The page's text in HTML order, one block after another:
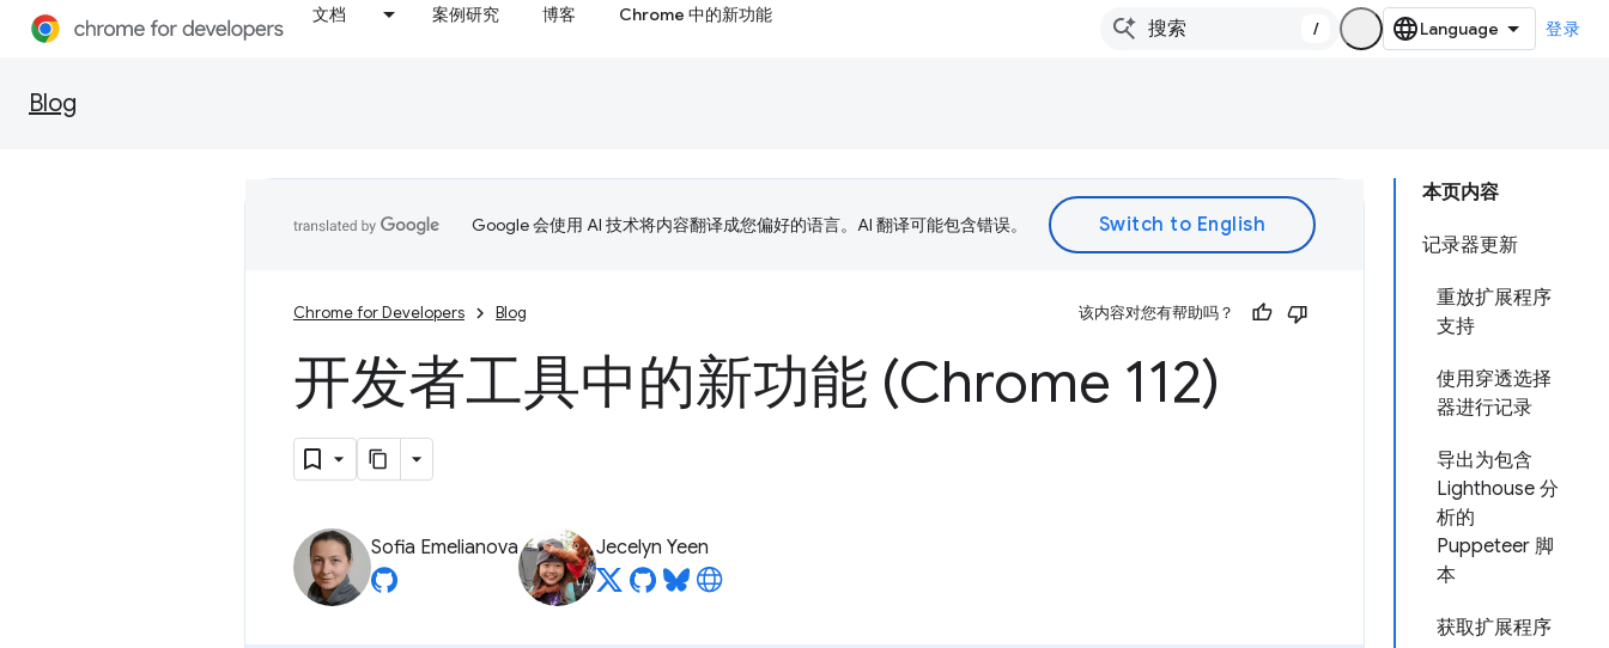
文档 案例研究 博客 Chrome 中的新功能
/ 登录
Blog
本页内容
记录器更新
重放扩展程序
支持
使用穿透选择
器进行记录
导出为包含
Lighthouse 分
析的
Puppeteer 脚
本
获取扩展程序
Google 会使用 AI 技术将内容翻译成您偏好的语言。AI 翻译可能包含错误。
Chrome for Developers Blog 该内容对您有帮助吗？
开发者工具中的新功能 (Chrome 112)
Sofia Emelianova Jecelyn Yeen